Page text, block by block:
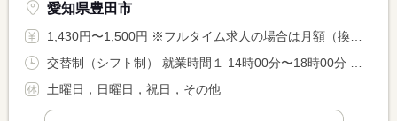
愛知県豊田市
1,430円〜1,500円 ※フルタイム求人の場合は月額（換算額）、パート求人の場合は時間額を表示しています。
土曜日，日曜日，祝日，その他